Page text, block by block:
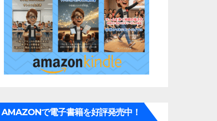
AMAZONで電子書籍を好評発売中！